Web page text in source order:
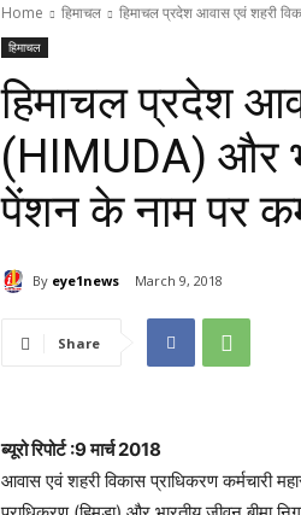
Home हिमाचल हिमाचल प्रदेश आवास एवं शहरी
हिमाचल
हिमाचल प्रदेश
(HIMUDA) और
पेंशन के नाम पर
By eye1news March 9, 2018
Share
ब्यूरो रिपोर्ट :9 मार्च 2018
आवास एवं शहरी विकास प्राधिकरण कर्मचारी